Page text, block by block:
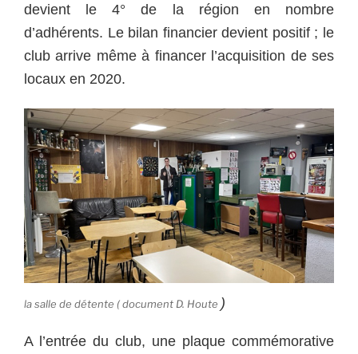
devient le 4° de la région en nombre
d’adhérents. Le bilan financier devient positif ; le
club arrive même à financer l’acquisition de ses
locaux en 2020.
la salle de détente ( document D. Houte )
A l’entrée du club, une plaque commémorative